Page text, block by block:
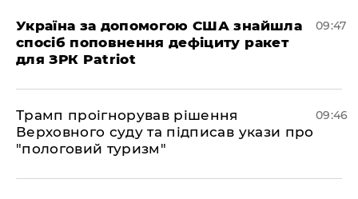
Україна за допомогою США знайшла
спосіб поповнення дефіциту ракет
для ЗРК Patriot
09:47
Трамп проігнорував рішення
Верховного суду та підписав укази про
"пологовий туризм"
09:46